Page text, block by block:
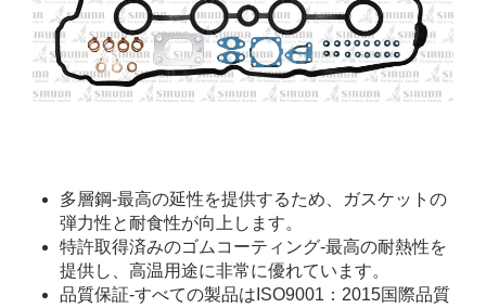
多層鋼-最高の延性を提供するため、ガスケットの
弾力性と耐食性が向上します。
特許取得済みのゴムコーティング-最高の耐熱性を
提供し、高温用途に非常に優れています。
品質保証-すべての製品はISO9001：2015国際品質